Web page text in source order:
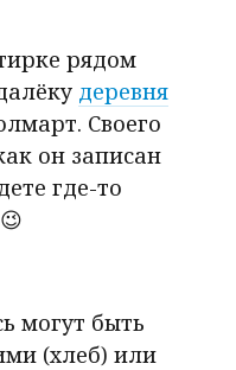
рядом
деревня
Своего
он записан
где-то
😉
могут быть
(хлеб) или